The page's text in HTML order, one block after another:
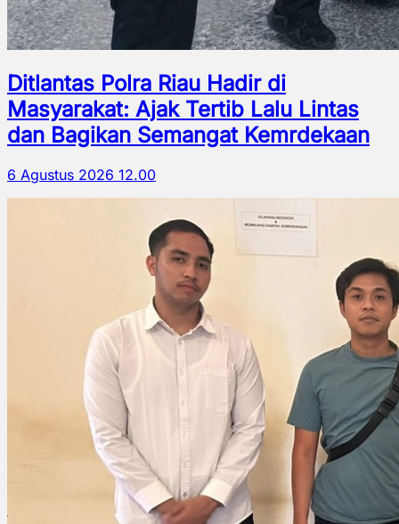
Ditlantas Polra Riau Hadir di
Masyarakat: Ajak Tertib Lalu Lintas
dan Bagikan Semangat Kemrdekaan
6 Agustus 2026 12.00